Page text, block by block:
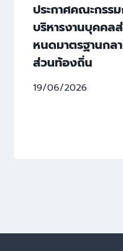
ประกาศคณะกรร
บริหารงานบุคคล
หนดมาตรฐานกล
ส่วนท้องถิ่น
19/06/2026